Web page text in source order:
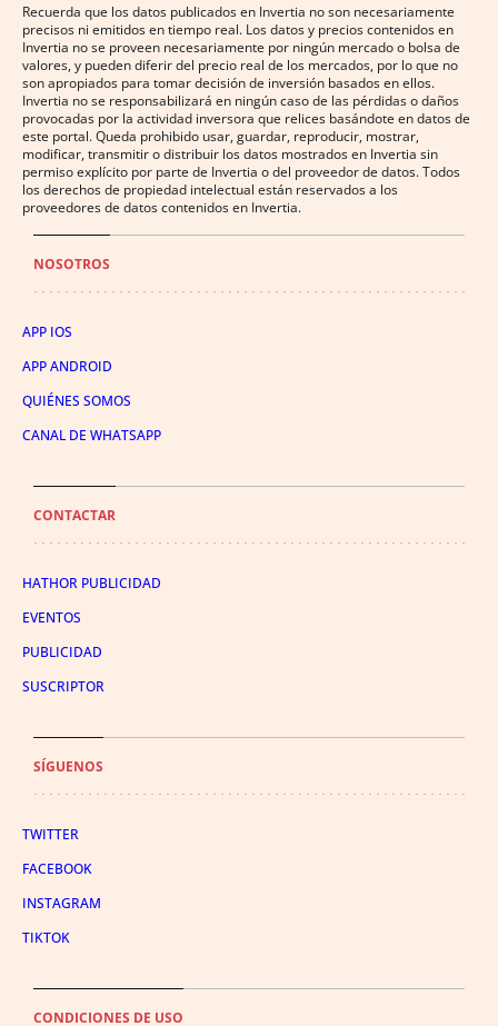
Recuerda que los datos publicados en Invertia no son necesariamente
precisos ni emitidos en tiempo real. Los datos y precios contenidos en
Invertia no se proveen necesariamente por ningún mercado o bolsa de
valores, y pueden diferir del precio real de los mercados, por lo que no
son apropiados para tomar decisión de inversión basados en ellos.
Invertia no se responsabilizará en ningún caso de las pérdidas o daños
provocadas por la actividad inversora que relices basándote en datos de
este portal. Queda prohibido usar, guardar, reproducir, mostrar,
modificar, transmitir o distribuir los datos mostrados en Invertia sin
permiso explícito por parte de Invertia o del proveedor de datos. Todos
los derechos de propiedad intelectual están reservados a los
proveedores de datos contenidos en Invertia.
NOSOTROS
APP IOS
APP ANDROID
QUIÉNES SOMOS
CANAL DE WHATSAPP
CONTACTAR
HATHOR PUBLICIDAD
EVENTOS
PUBLICIDAD
SUSCRIPTOR
SÍGUENOS
TWITTER
FACEBOOK
INSTAGRAM
TIKTOK
CONDICIONES DE USO